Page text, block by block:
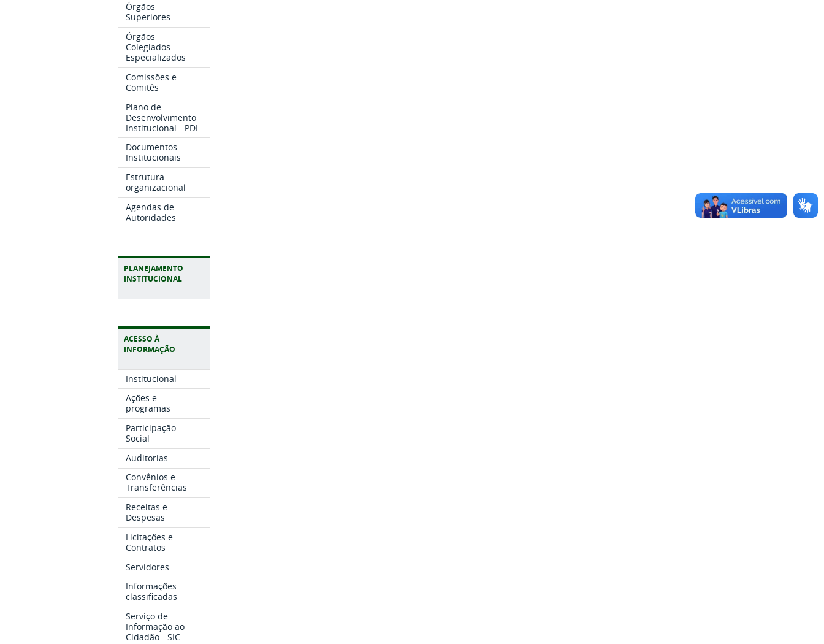
Órgãos
Superiores
Órgãos
Colegiados
Especializados
Comissões e
Comitês
Plano de
Desenvolvimento
Institucional - PDI
Documentos
Institucionais
Estrutura
organizacional
Agendas de
Autoridades
PLANEJAMENTO
INSTITUCIONAL
ACESSO À
INFORMAÇÃO
Institucional
Ações e
programas
Participação
Social
Auditorias
Convênios e
Transferências
Receitas e
Despesas
Licitações e
Contratos
Servidores
Informações
classificadas
Serviço de
Informação ao
Cidadão - SIC